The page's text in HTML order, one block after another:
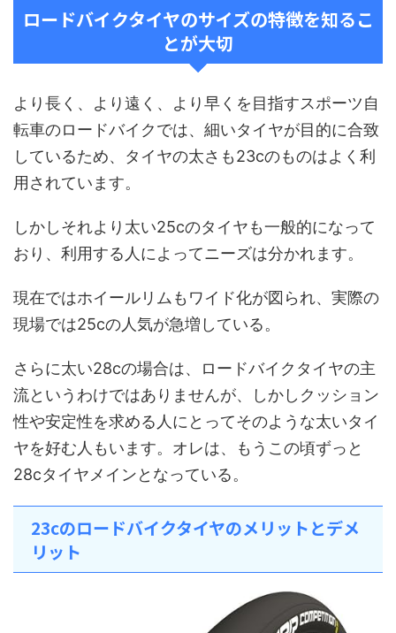
ロードバイクタイヤのサイズの特徴を知るこ
とが大切
より長く、より遠く、より早くを目指すスポーツ自
転車のロードバイクでは、細いタイヤが目的に合致
しているため、タイヤの太さも23cのものはよく利
用されています。
しかしそれより太い25cのタイヤも一般的になって
おり、利用する人によってニーズは分かれます。
現在ではホイールリムもワイド化が図られ、実際の
現場では25cの人気が急増している。
さらに太い28cの場合は、ロードバイクタイヤの主
流というわけではありませんが、しかしクッション
性や安定性を求める人にとってそのような太いタイ
ヤを好む人もいます。オレは、もうこの頃ずっと
28cタイヤメインとなっている。
23cのロードバイクタイヤのメリットとデメ
リット